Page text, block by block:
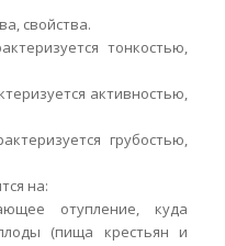
свойства.
тонкостью,
активностью,
грубостью,
на:
отупление, куда
(пища крестьян и